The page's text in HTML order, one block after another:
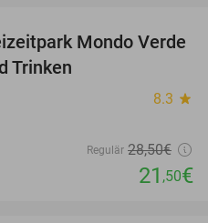
25%
Mondo Verde
Trinken
8.3 star
Regulär 28,50€
21 ,50€